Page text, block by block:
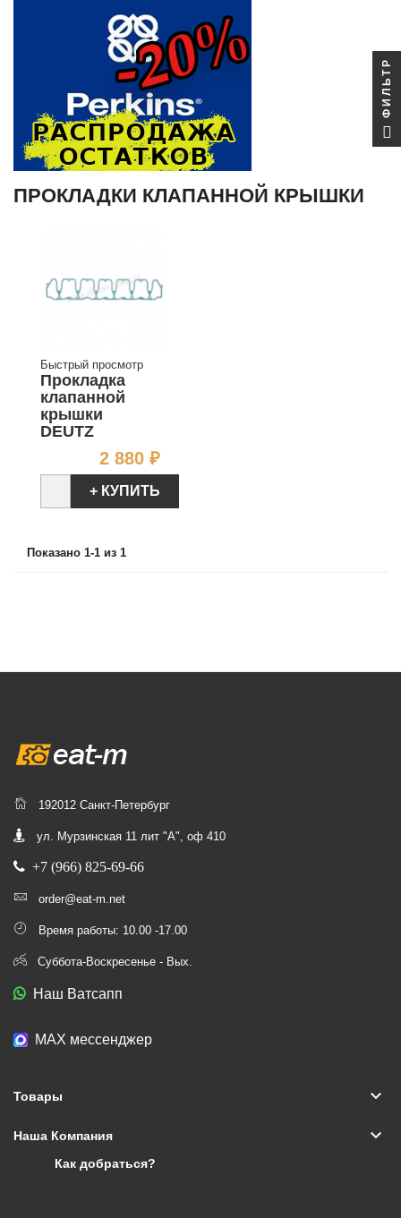
ПРОКЛАДКИ КЛАПАННОЙ КРЫШКИ
Быстрый просмотр
Прокладка
клапанной
крышки
DEUTZ
2 880 ₽Цена
+ КУПИТЬ
Показано 1-1 из 1
192012 Санкт-Петербург
ул. Мурзинская 11 лит "А", оф 410
+7 (966) 825-69-66
order@eat-m.net
Время работы: 10.00 -17.00
Суббота-Воскресенье - Вых.
Наш Ватсапп
МАХ мессенджер
Товары keyboard_arrow_down
Наша Компания keyboard_arrow_down
Как добраться?
ФИЛЬТР